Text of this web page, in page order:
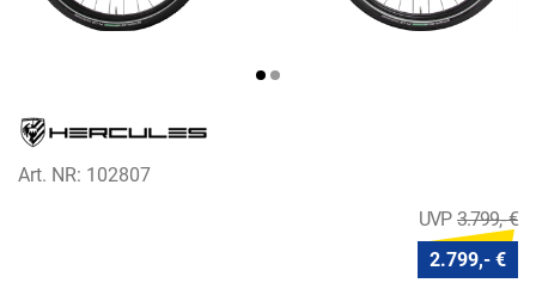
Art. NR: 102807
3.799,- €
2.799,- €